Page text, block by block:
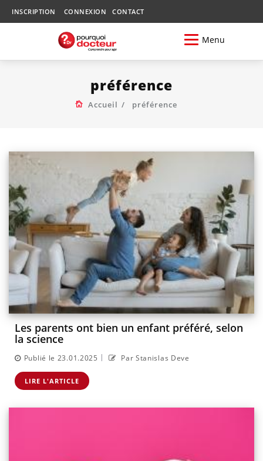
INSCRIPTION CONNEXION CONTACT
Menu
préférence
Accueil préférence
Les parents ont bien un enfant préféré, selon
la science
Publié le 23.01.2025 | Par Stanislas Deve
LIRE L'ARTICLE